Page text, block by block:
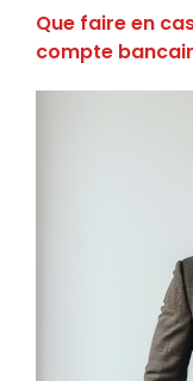
Que faire en
compte